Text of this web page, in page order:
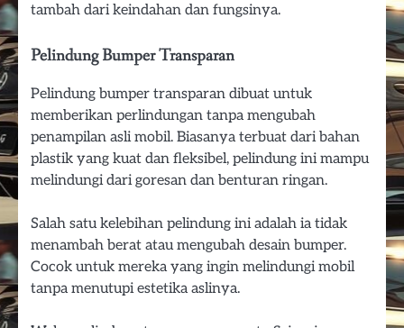
tambah dari keindahan dan fungsinya.
Pelindung Bumper Transparan
Pelindung bumper transparan dibuat untuk
memberikan perlindungan tanpa mengubah
penampilan asli mobil. Biasanya terbuat dari bahan
plastik yang kuat dan fleksibel, pelindung ini mampu
melindungi dari goresan dan benturan ringan.
Salah satu kelebihan pelindung ini adalah ia tidak
menambah berat atau mengubah desain bumper.
Cocok untuk mereka yang ingin melindungi mobil
tanpa menutupi estetika aslinya.